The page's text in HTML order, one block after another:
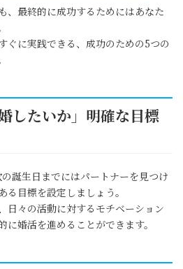
、最終的に成功するためにはあなた
ぐに実践できる、成功のための5つの
したいか」明確な目標
の誕生日までにはパートナーを見つけ
る目標を設定しましょう。
日々の活動に対するモチベーション
婚活を進めることができます。